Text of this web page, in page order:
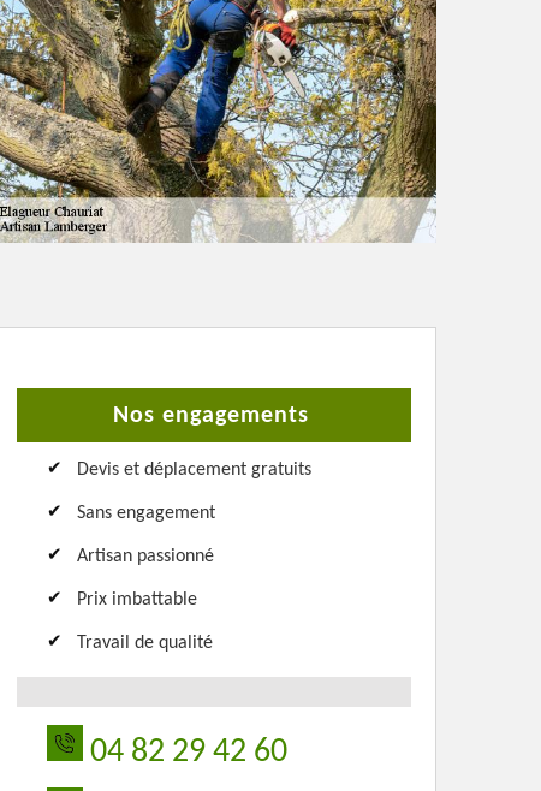
Nos engagements
Devis et déplacement gratuits
Sans engagement
Artisan passionné
Prix imbattable
Travail de qualité
04 82 29 42 60